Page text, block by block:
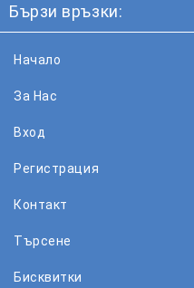
Бързи връзки:
Начало
За Нас
Вход
Регистрация
Контакт
Търсене
Бисквитки